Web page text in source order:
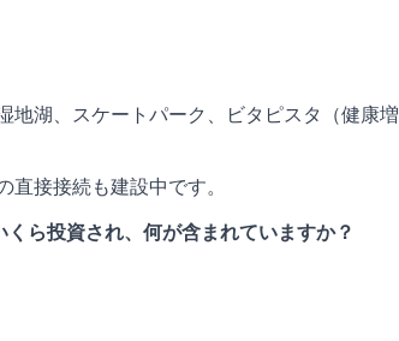
湖、スケートパーク、ビタピスタ（健康
接接続も建設中です。
ら投資され、何が含まれていますか？